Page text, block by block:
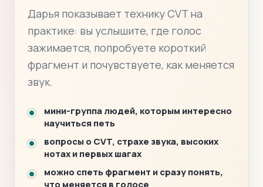
Дарья показывает технику CVT на
практике: вы услышите, где голос
зажимается, попробуете короткий
фрагмент и почувствуете, как меняется
звук.
мини-группа людей, которым интересно
научиться петь
вопросы о CVT, страхе звука, высоких
нотах и первых шагах
можно спеть фрагмент и сразу понять,
что меняется в голосе